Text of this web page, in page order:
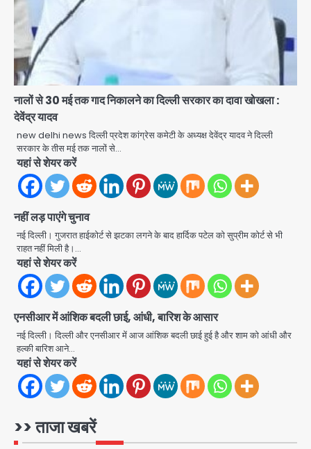
नालों से 30 मई तक गाद निकालने का दिल्ली सरकार का दावा खोखला :
देवेंद्र यादव
new delhi news दिल्ली प्रदेश कांग्रेस कमेटी के अध्यक्ष देवेंद्र यादव ने दिल्ली
सरकार के तीस मई तक नालों से…
यहां से शेयर करें
नहीं लड़ पाएंगे चुनाव
नई दिल्ली। गुजरात हाईकोर्ट से झटका लगने के बाद हार्दिक पटेल को सुप्रीम कोर्ट से भी
राहत नहीं मिली है।…
यहां से शेयर करें
एनसीआर में आंशिक बदली छाई, आंधी, बारिश के आसार
नई दिल्ली। दिल्ली और एनसीआर में आज आंशिक बदली छाई हुई है और शाम को आंधी और
हल्की बारिश आने…
यहां से शेयर करें
>> ताजा खबरें
2
Taylor Swift: ट्रंप कैंपेन-व्हाइट हाउस
Avinash Kumar
3
Noida Crime News: नोएडा सेक्टर-51
में 15 वर्षीय घरेलू सहायिका का शव पंखे से लटका
मिला
4
सेक्टर-49 में महिला को मिली ब्लास्ट की धमकी
Avinash Kumar
5
Ranchi JPSC-JSSC Protest: 16वें
दिन भी आंदोलन जारी, CBI जांच और 14th
1
Greater Noida Gas